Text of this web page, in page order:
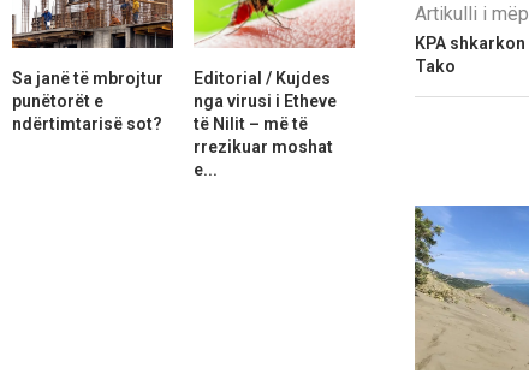
Artikulli i
KPA
Tako
Sa janë të mbrojtur
punëtorët e
ndërtimtarisë sot?
Editorial / Kujdes
nga virusi i Etheve
të Nilit – më të
rrezikuar moshat
e...